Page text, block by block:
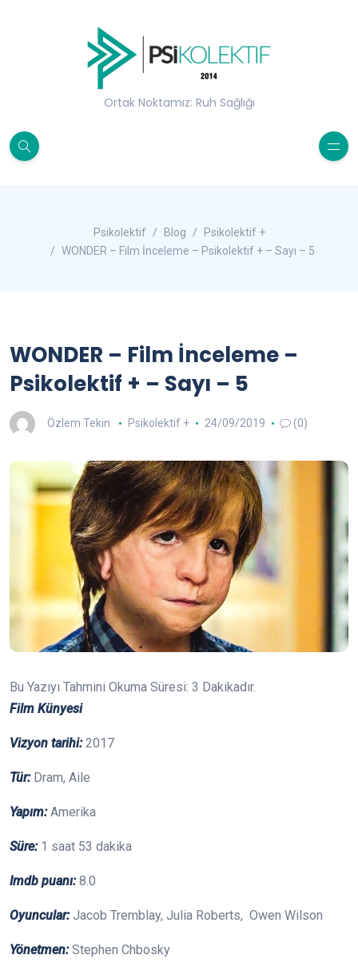
Ortak Noktamız: Ruh Sağlığı
Psikolektif Blog
Psikolektif +
WONDER – Film İnceleme – Psikolektif + – Sayı – 5
WONDER – Film İnceleme –
Psikolektif + – Sayı – 5
Özlem Tekin Psikolektif + 24/09/2019 (0)
Bu Yazıyı Tahmini Okuma Süresi: 3 Dakikadır.
Film Künyesi
Vizyon tarihi:2017
Tür:Dram, Aile
Yapım:Amerika
Süre:1 saat 53 dakika
Imdb puanı:8.0
Oyuncular:Jacob Tremblay, Julia Roberts, Owen Wilson
Yönetmen:Stephen Chbosky